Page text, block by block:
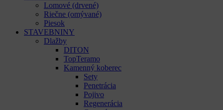
Lomové (drvené)
Riečne (omývané)
Piesok
STAVEBNINY
Dlažby
DITON
TopTeramo
Kamenný koberec
Sety
Penetrácia
Pojivo
Regenerácia